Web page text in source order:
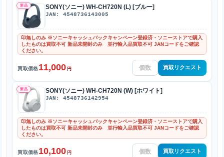
新品 SONY(ソニー) WH-CH720N (L) [ブルー]
JAN: 4548736143005
印無しのみ ※ソニーキャッシュバックキャンペーン登録済・ソニーストアで購入
したものは買取不可 新品未開封のみ 並行輸入品買取不可 JANコードをご確認
ください。
買取価格11,000 円 買取リクエスト
新品 SONY(ソニー) WH-CH720N (W) [ホワイト]
JAN: 4548736142954
印無しのみ ※ソニーキャッシュバックキャンペーン登録済・ソニーストアで購入
したものは買取不可 新品未開封のみ 並行輸入品買取不可 JANコードをご確認
ください。
買取価格10,100 円 買取リクエスト